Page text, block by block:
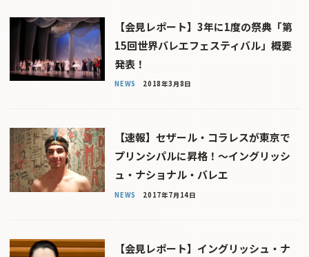
【会見レポート】3年に1度の祭典「第
15回世界バレエフェスティバル」概要
発表！
NEWS 2018年3月8日
【速報】セザール・コラレスが東京で
プリンシパルに昇格！〜イングリッシ
ュ・ナショナル・バレエ
NEWS 2017年7月14日
【会見レポート】イングリッシュ・ナ